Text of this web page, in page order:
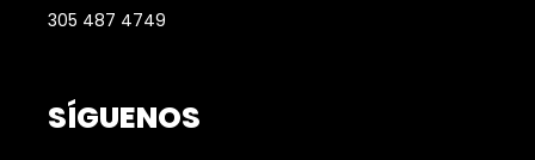
305 487 4749
SÍGUENOS